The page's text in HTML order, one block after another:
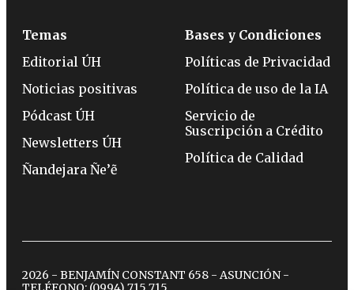
Temas
Editorial ÚH
Noticias positivas
Pódcast ÚH
Newsletters ÚH
Ñandejara Ñe’ẽ
Bases y Condiciones
Políticas de Privacidad
Política de uso de la IA
Servicio de
Suscripción a Crédito
Política de Calidad
2026 - BENJAMÍN CONSTANT 658 - ASUNCIÓN -